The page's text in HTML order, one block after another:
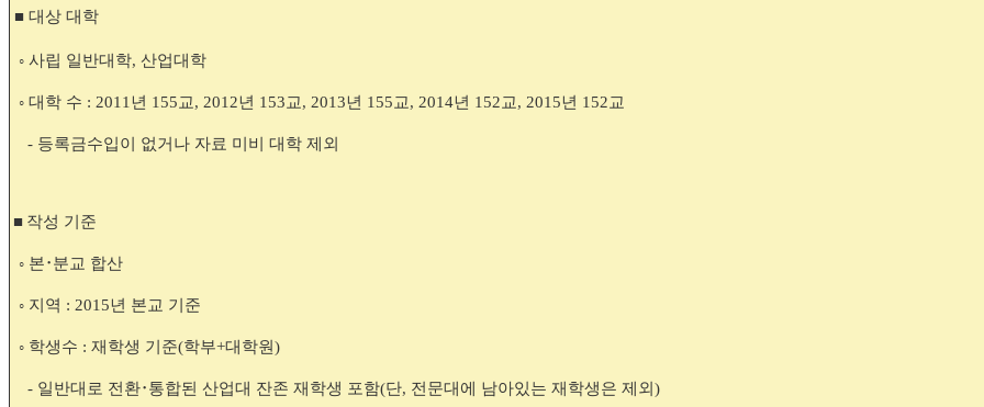
■ 대상 대학
◦ 사립 일반대학, 산업대학
◦ 대학 수 : 2011년 155교, 2012년 153교, 2013년 155교, 2014년 152교, 2015년 152교
- 등록금수입이 없거나 자료 미비 대학 제외
■ 작성 기준
◦ 본･분교 합산
◦ 지역 : 2015년 본교 기준
◦ 학생수 : 재학생 기준(학부+대학원)
- 일반대로 전환･통합된 산업대 잔존 재학생 포함(단, 전문대에 남아있는 재학생은 제외 )